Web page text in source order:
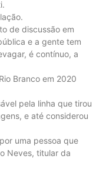
de discussão em
e a gente tem
é contínuo, a
Branco em 2020
pela linha que tirou
e até considerou
uma pessoa que
Neves, titular da